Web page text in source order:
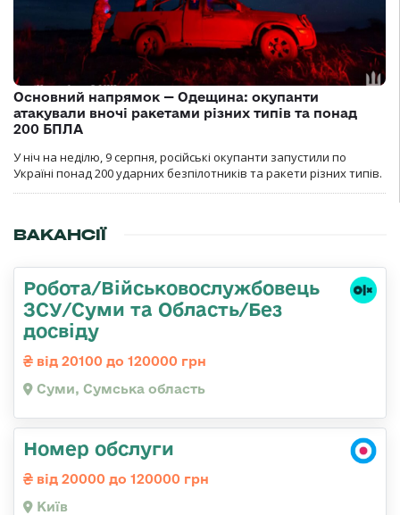
Основний напрямок — Одещина: окупанти
атакували вночі ракетами різних типів та понад
200 БПЛА
У ніч на неділю, 9 серпня, російські окупанти запустили по
Україні понад 200 ударних безпілотників та ракети різних типів.
ВАКАНСІЇ
Робота/Військовослужбовець
ЗСУ/Суми та Область/Без
досвіду
від 20100 до 120000 грн
Суми, Сумська область
Номер обслуги
від 20000 до 120000 грн
Київ